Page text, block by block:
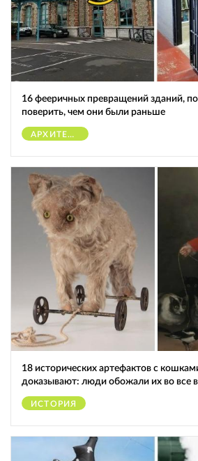
16 фееричных превращений зданий,
поверить, чем они были раньше
АРХИТЕКТУРА
18 исторических артефактов с
доказывают: люди обожали их во все
ИСТОРИЯ